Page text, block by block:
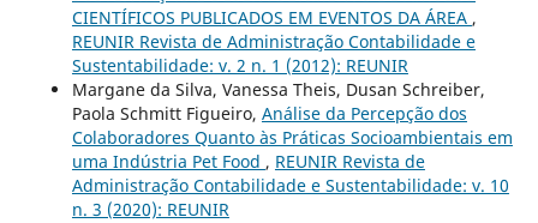
CIENTÍFICOS PUBLICADOS EM EVENTOS DA ÁREA ,
REUNIR Revista de Administração Contabilidade e
Sustentabilidade: v. 2 n. 1 (2012): REUNIR
Margane da Silva, Vanessa Theis, Dusan Schreiber,
Paola Schmitt Figueiro, Análise da Percepção dos
Colaboradores Quanto às Práticas Socioambientais em
uma Indústria Pet Food , REUNIR Revista de
Administração Contabilidade e Sustentabilidade: v. 10
n. 3 (2020): REUNIR